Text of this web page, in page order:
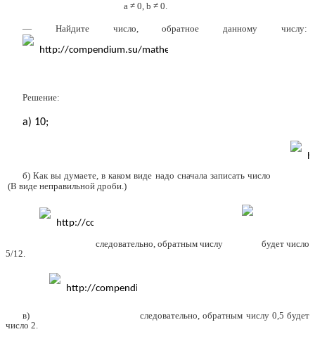
а ≠ 0, b ≠ 0.
— Найдите число, обратное данному числу:
Решение:
а) 10;
б) Как вы думаете, в каком виде надо сначала записать число
(В виде неправильной дроби.)
следовательно, обратным числу
будет число
5/12.
в)
следовательно, обратным числу 0,5 будет
число 2.